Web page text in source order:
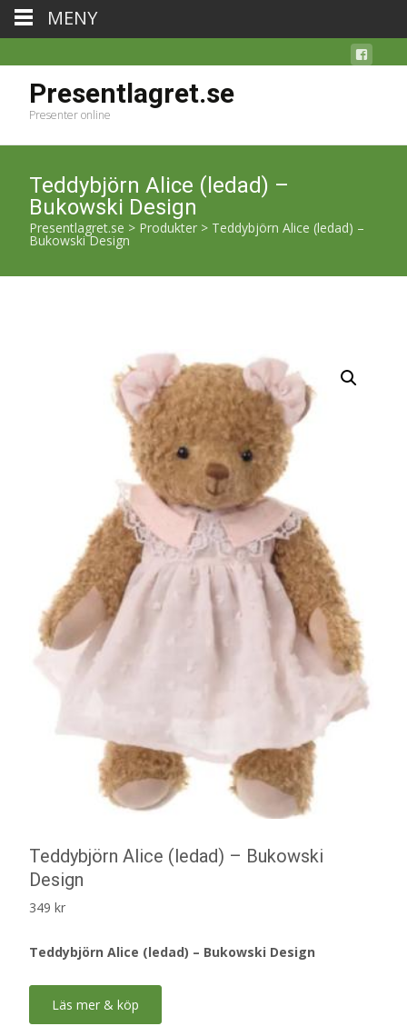
Presentlagret.se
Presenter online
Teddybjörn Alice (ledad) –
Bukowski Design
Presentlagret.se > Produkter > Teddybjörn Alice (ledad) –
Bukowski Design
Teddybjörn Alice (ledad) – Bukowski
Design
349 kr
Teddybjörn Alice (ledad) – Bukowski Design
Läs mer & köp
MENY